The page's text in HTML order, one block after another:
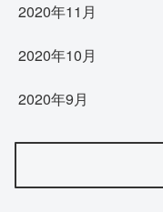
2020年11月
2020年10月
2020年9月